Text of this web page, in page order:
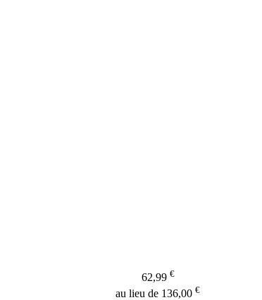
62,99 €
au lieu de 136,00 €